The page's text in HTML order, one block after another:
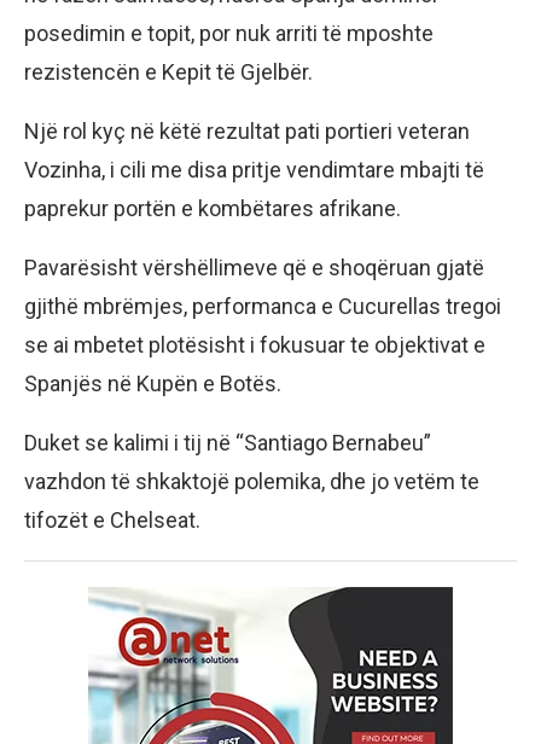
posedimin e topit, por nuk arriti të mposhte
rezistencën e Kepit të Gjelbër.
Një rol kyç në këtë rezultat pati portieri veteran
Vozinha, i cili me disa pritje vendimtare mbajti të
paprekur portën e kombëtares afrikane.
Pavarësisht vërshëllimeve që e shoqëruan gjatë
gjithë mbrëmjes, performanca e Cucurellas tregoi
se ai mbetet plotësisht i fokusuar te objektivat e
Spanjës në Kupën e Botës.
Duket se kalimi i tij në “Santiago Bernabeu”
vazhdon të shkaktojë polemika, dhe jo vetëm te
tifozët e Chelseat.